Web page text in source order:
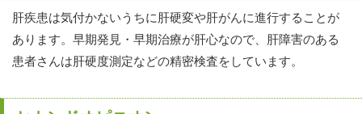
肝疾患は気付かないうちに肝硬変や肝がんに進行することが
あります。早期発見・早期治療が肝心なので、肝障害のある
患者さんは肝硬度測定などの精密検査をしています。